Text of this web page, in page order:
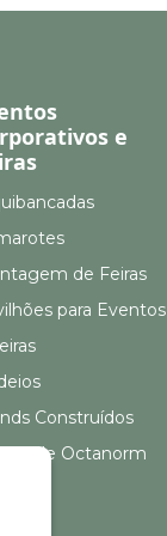
e
de Feiras
para Eventos
Construídos
de Octanorm